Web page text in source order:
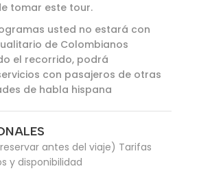
tomar este tour.
usted no estará con
de Colombianos
el recorrido, podrá
con pasajeros de otras
de habla hispana
antes del viaje) Tarifas
y disponibilidad